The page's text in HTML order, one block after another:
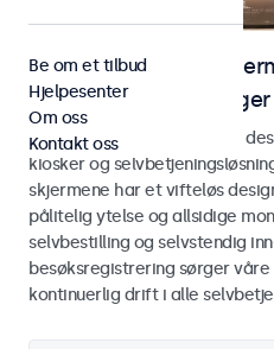
Skjermer og
selvbetjeningsløsninger
Skjermer og touchskjermer
kiosker og
skjermene har et vifteløs
pålitelig ytelse og allsidige
selvbestilling og selvstendig
besøksregistrering sørger
kontinuerlig drift i alle
Be om et tilbud
Hjelpesenter
Om oss
Kontakt oss